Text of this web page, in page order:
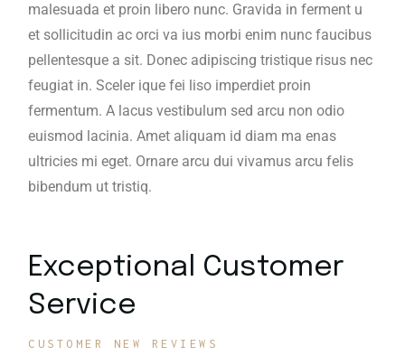
malesuada et proin libero nunc. Gravida in ferment u
et sollicitudin ac orci va ius morbi enim nunc faucibus
pellentesque a sit. Donec adipiscing tristique risus nec
feugiat in. Sceler ique fei liso imperdiet proin
fermentum. A lacus vestibulum sed arcu non odio
euismod lacinia. Amet aliquam id diam ma enas
ultricies mi eget. Ornare arcu dui vivamus arcu felis
bibendum ut tristiq.
Exceptional Customer
Service
CUSTOMER NEW REVIEWS